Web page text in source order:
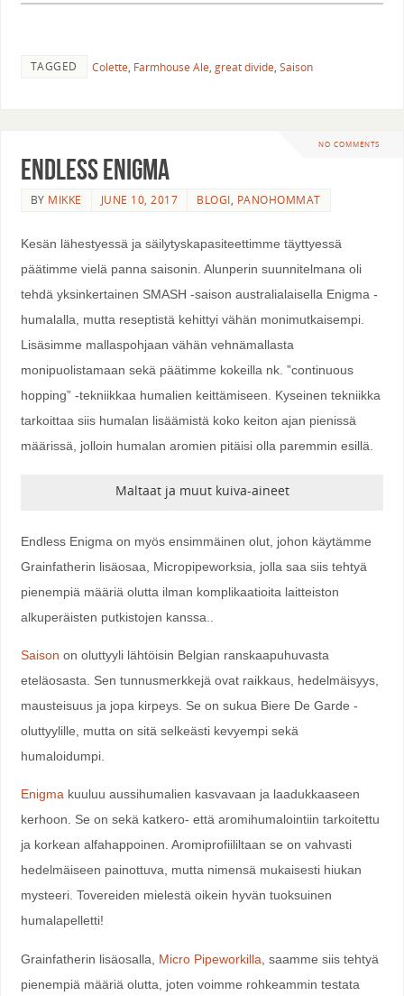
TAGGED Colette, Farmhouse Ale, great divide, Saison
NO COMMENTS
Endless Enigma
BY MIKKE JUNE 10, 2017 BLOGI, PANOHOMMAT
Kesän lähestyessä ja säilytyskapasiteettimme täyttyessä
päätimme vielä panna saisonin. Alunperin suunnitelmana oli
tehdä yksinkertainen SMASH -saison australialaisella Enigma -
humalalla, mutta reseptistä kehittyi vähän monimutkaisempi.
Lisäsimme mallaspohjaan vähän vehnämallasta
monipuolistamaan sekä päätimme kokeilla nk. ”continuous
hopping” -tekniikkaa humalien keittämiseen. Kyseinen tekniikka
tarkoittaa siis humalan lisäämistä koko keiton ajan pienissä
määrissä, jolloin humalan aromien pitäisi olla paremmin esillä.
Maltaat ja muut kuiva-aineet
Endless Enigma on myös ensimmäinen olut, johon käytämme
Grainfatherin lisäosaa, Micropipeworksia, jolla saa siis tehtyä
pienempiä määriä olutta ilman komplikaatioita laitteiston
alkuperäisten putkistojen kanssa..
Saison on oluttyyli lähtöisin Belgian ranskaapuhuvasta
eteläosasta. Sen tunnusmerkkejä ovat raikkaus, hedelmäisyys,
mausteisuus ja jopa kirpeys. Se on sukua Biere De Garde -
oluttyylille, mutta on sitä selkeästi kevyempi sekä
humaloidumpi.
Enigmakuuluu aussihumalien kasvavaan ja laadukkaaseen
kerhoon. Se on sekä katkero- että aromihumalointiin tarkoitettu
ja korkean alfahappoinen. Aromiprofiililtaan se on vahvasti
hedelmäiseen painottuva, mutta nimensä mukaisesti hiukan
mysteeri. Tovereiden mielestä oikein hyvän tuoksuinen
humalapelletti!
Grainfatherin lisäosalla, Micro Pipeworkilla , saamme siis tehtyä
pienempiä määriä olutta, joten voimme rohkeammin testata